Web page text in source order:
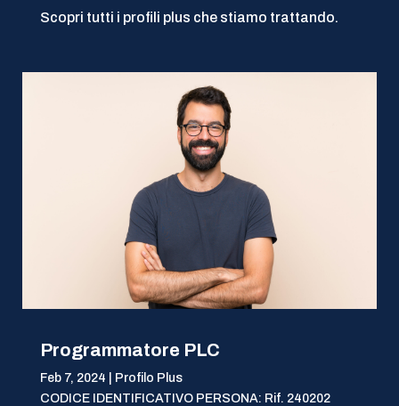
Scopri tutti i profili plus che stiamo trattando.
Programmatore PLC
Feb 7, 2024
Profilo Plus
CODICE IDENTIFICATIVO PERSONA: Rif. 240202